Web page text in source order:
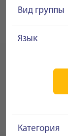
Вид группы
Язык
Категория